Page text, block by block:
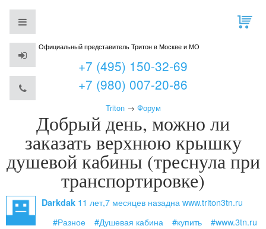
Официальный представитель Тритон в Москве и МО
+7 (495) 150-32-69
+7 (980) 007-20-86
Triton→ Форум
Добрый день, можно ли
заказать верхнюю крышку
душевой кабины (треснула при
транспортировке)
Darkdak 11 лет,7 месяцев назадна www.triton3tn.ru
#Разное
#Душевая кабина #купить
#www.3tn.ru